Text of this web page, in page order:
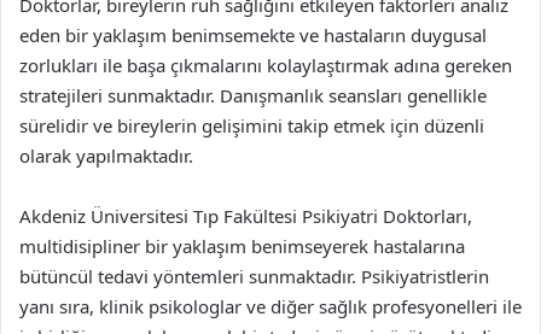
Doktorlar, bireylerin ruh sağlığını etkileyen faktörleri analiz
eden bir yaklaşım benimsemekte ve hastaların duygusal
zorlukları ile başa çıkmalarını kolaylaştırmak adına gereken
stratejileri sunmaktadır. Danışmanlık seansları genellikle
sürelidir ve bireylerin gelişimini takip etmek için düzenli
olarak yapılmaktadır.
Akdeniz Üniversitesi Tıp Fakültesi Psikiyatri Doktorları,
multidisipliner bir yaklaşım benimseyerek hastalarına
bütüncül tedavi yöntemleri sunmaktadır. Psikiyatristlerin
yanı sıra, klinik psikologlar ve diğer sağlık profesyonelleri ile